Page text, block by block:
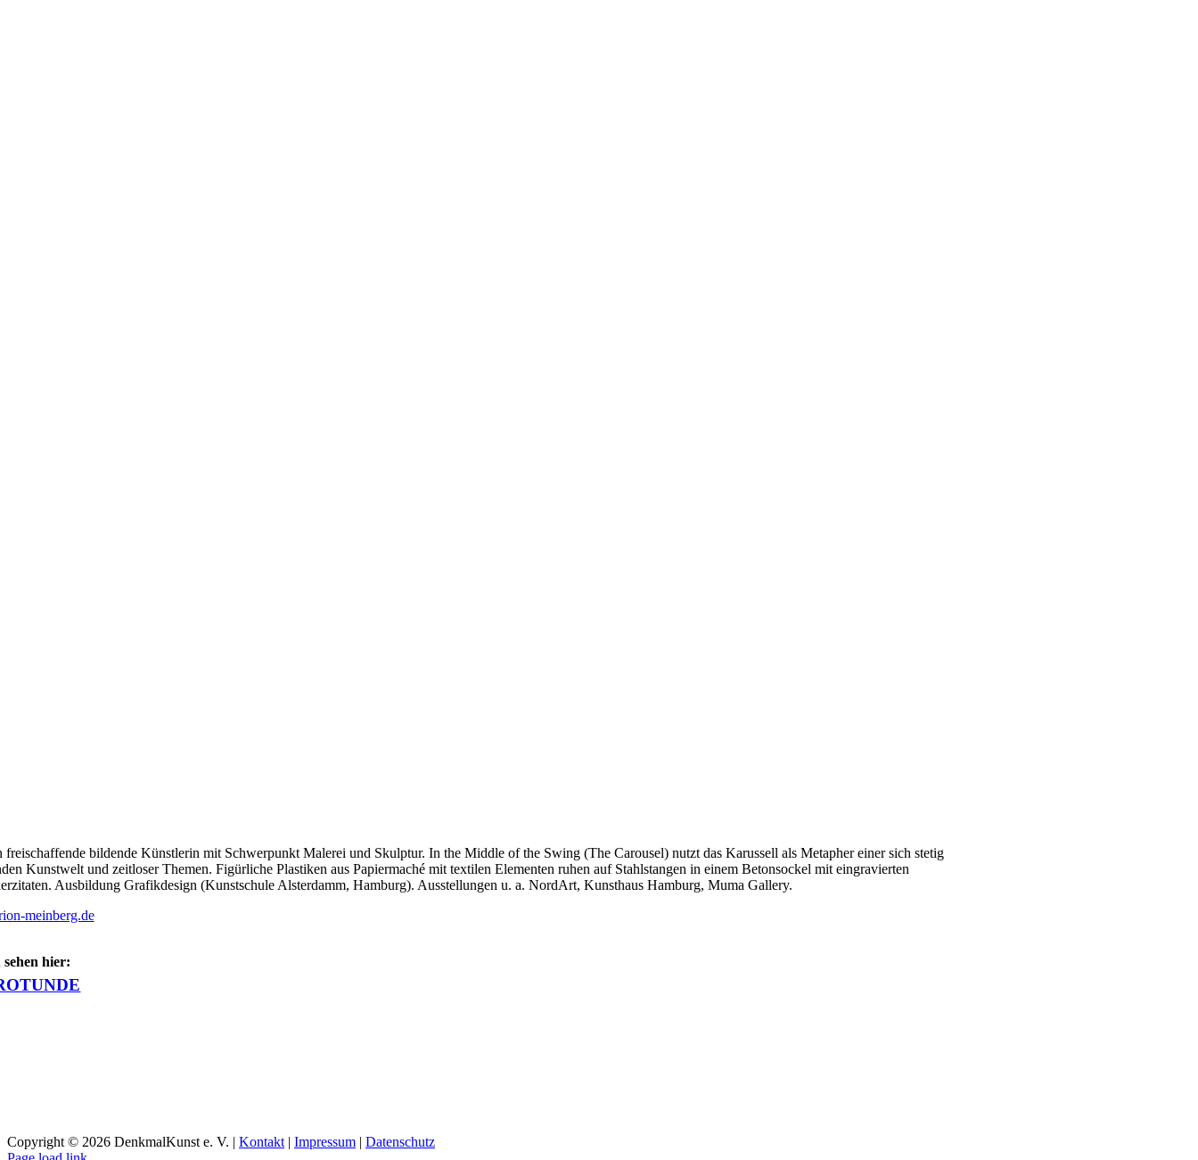
freischaffende bildende Künstlerin mit Schwerpunkt Malerei und Skulptur. In the Middle of the Swing (The Carousel) nutzt das Karussell als Metapher einer sich stetig
Kunstwelt und zeitloser Themen. Figürliche Plastiken aus Papiermaché mit textilen Elementen ruhen auf Stahlstangen in einem Betonsockel mit eingravierten
Ausbildung Grafikdesign (Kunstschule Alsterdamm, Hamburg). Ausstellungen u. a. NordArt, Kunsthaus Hamburg, Muma Gallery.
meinberg.de
sehen hier:
Copyright © 2026 DenkmalKunst e. V. | Kontakt | Impressum | Datenschutz
Facebook
Instagram
YouTube